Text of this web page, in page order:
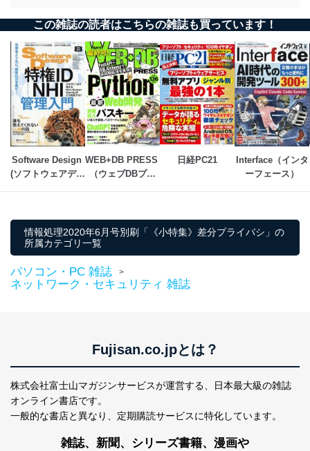
この雑誌の読者はこちらの雑誌も買っています！
Software Design
(ソフトウェアデザ
WEB+DB PRESS
（ウェブDBプレ
日経PC21
Interface（インタ
ーフェース）
情報処理2020年6月号別刷「《小特集》差分プライバシ」の
所属カテゴリ一覧
パソコン・PC 雑誌 >
ネットワーク・セキュリティ 雑誌
Fujisan.co.jpとは？
株式会社富士山マガジンサービスが運営する、
日本最大級の雑誌
オンライン書店です。
一般的な書店と異なり、 定期購読サービスに特化しています。
雑誌、新聞、シリーズ書籍、漫画や